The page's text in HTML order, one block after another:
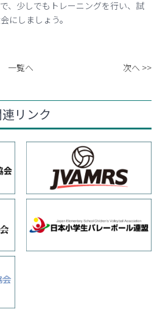
、少しでもトレーニングを行い、試
にしましょう。
一覧へ 次へ >>
リンク